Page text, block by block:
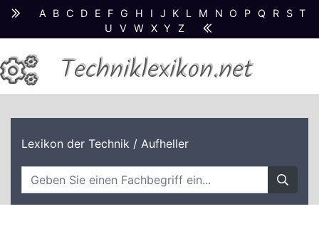
A B C D E F G H I J K L M N O P Q R S T
U
V W X Y Z
Techniklexikon.net
Lexikon der Technik / Aufheller